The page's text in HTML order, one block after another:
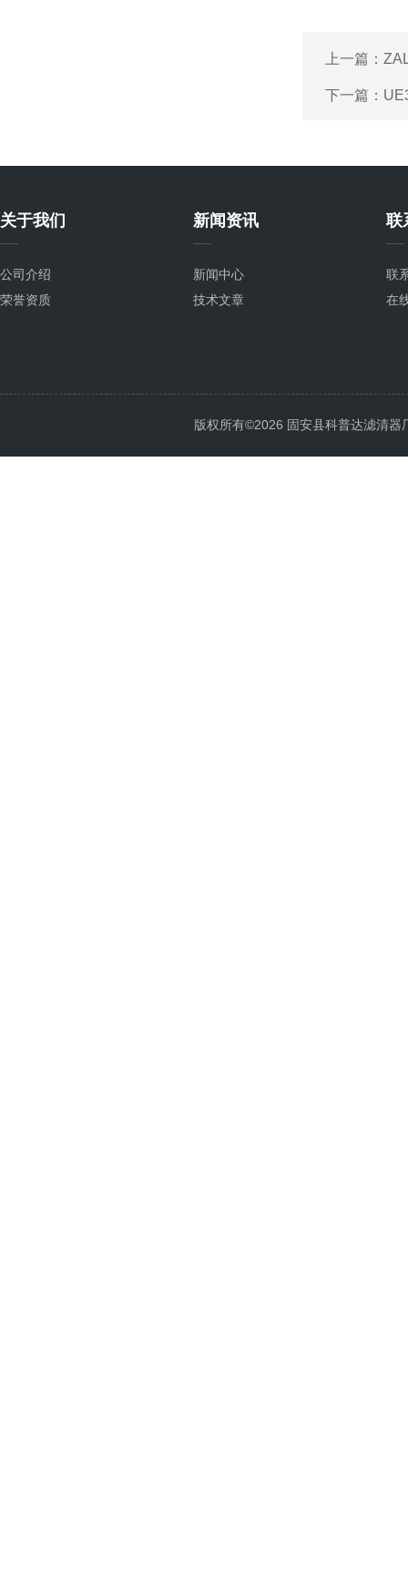
上一篇：
下一篇：
关于我们
公司介绍
荣誉资质
新闻资讯
新闻中心
技术文章
联
联
在
版权所有©2026 固安县科普达滤清